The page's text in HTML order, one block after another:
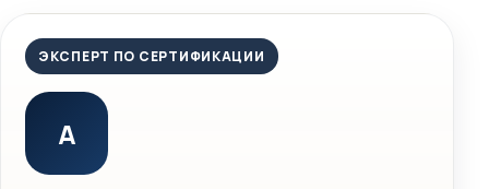
ЭКСПЕРТ ПО СЕРТИФИКАЦИИ
А